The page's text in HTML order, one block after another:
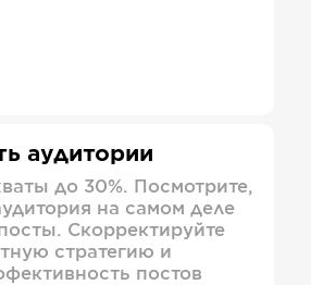
аудитории
до 30%. Посмотрите,
на самом деле
Скорректируйте
стратегию и
постов